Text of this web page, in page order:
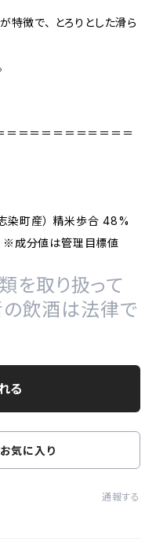
徴で、 とろりとした滑ら
＝＝＝＝＝＝＝＝＝＝＝
染町産） 精米歩合 48%
※成分値は管理目標値
を取り扱って
の飲酒は法律で
る
気に入り
通報する